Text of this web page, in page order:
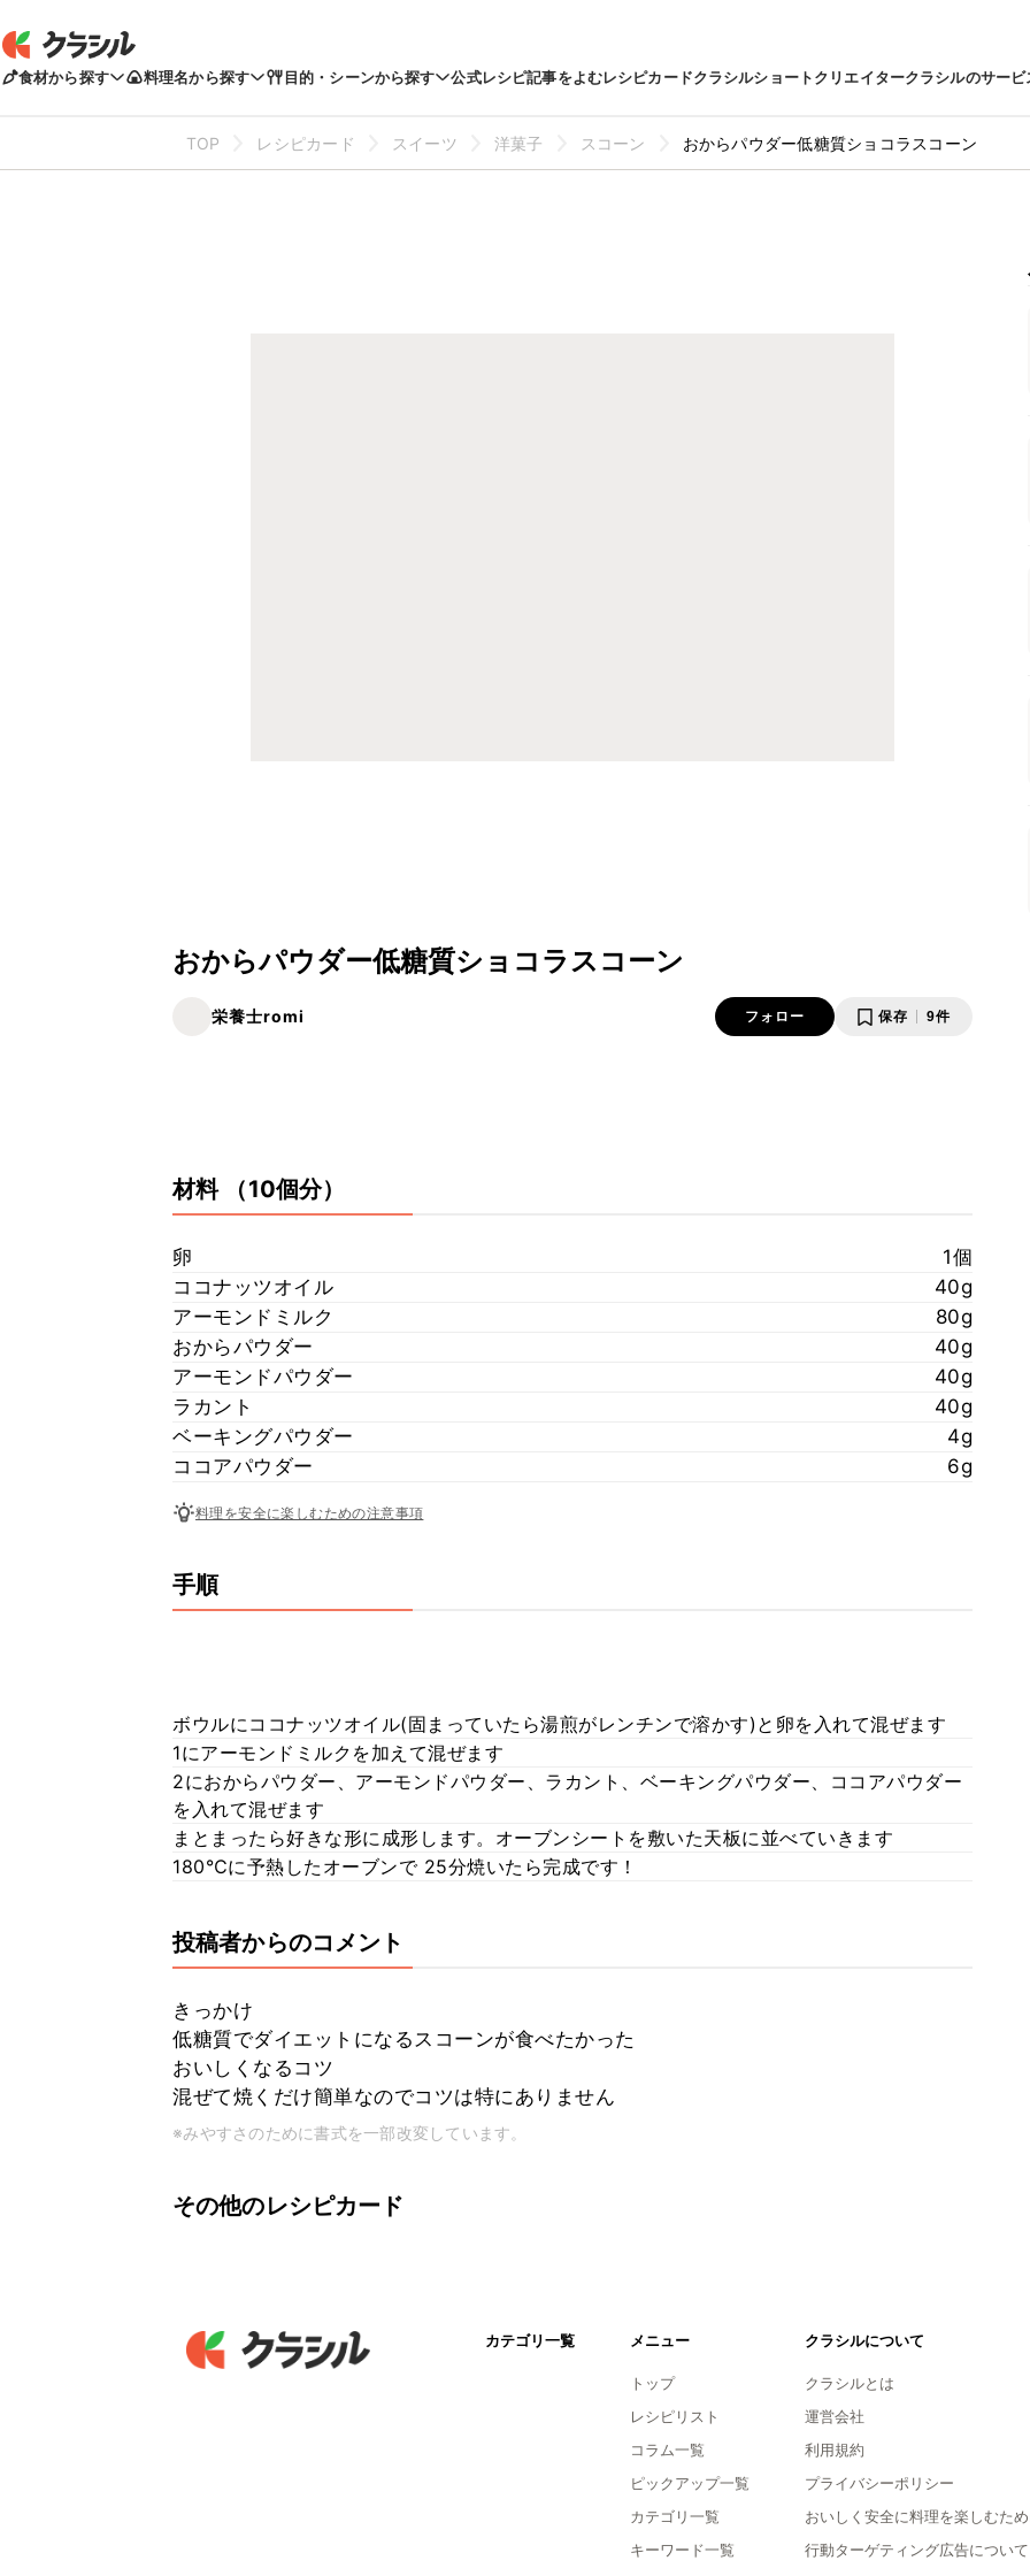
食材から探す 料理名から探す 目的・シーンから探す 公式レシピ記事をよむレシピカードクラシルショートクリエイタークラシルのサービ
TOP レシピカード スイーツ 洋菓子 スコーン おからパウダー低糖質ショコラスコーン
おからパウダー低糖質ショコラスコーン
栄養士romi フォロー 保存 9件
材料 （10個分）
卵
1個
ココナッツオイル
40g
アーモンドミルク
80g
おからパウダー
40g
アーモンドパウダー
40g
ラカント
40g
ベーキングパウダー
4g
ココアパウダー
6g
料理を安全に楽しむための注意事項
手順
ボウルにココナッツオイル(固まっていたら湯煎がレンチンで溶かす)と卵を入れて混ぜます
1にアーモンドミルクを加えて混ぜます
2におからパウダー、アーモンドパウダー、ラカント、ベーキングパウダー、ココアパウダー
を入れて混ぜます
まとまったら好きな形に成形します。オーブンシートを敷いた天板に並べていきます
180℃に予熱したオーブンで 25分焼いたら完成です！
投稿者からのコメント
きっかけ
低糖質でダイエットになるスコーンが食べたかった
おいしくなるコツ
混ぜて焼くだけ簡単なのでコツは特にありません
※みやすさのために書式を一部改変しています。
その他のレシピカード
カテゴリ一覧 メニュー
トップ
レシピリスト
コラム一覧
ピックアップ一覧
カテゴリ一覧
キーワード一覧
クラシルについて
クラシルとは
運営会社
利用規約
プライバシーポリシー
おいしく安全に料理を楽しむため
行動ターゲティング広告について